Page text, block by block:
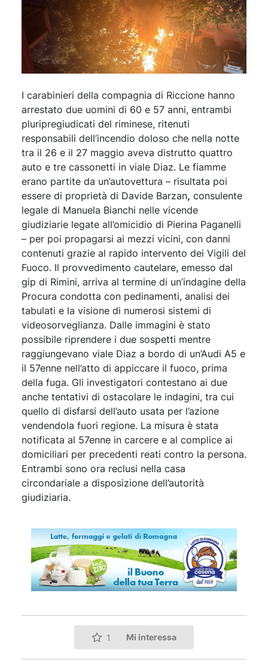
I carabinieri della compagnia di Riccione hanno
arrestato due uomini di 60 e 57 anni, entrambi
pluripregiudicati del riminese, ritenuti
responsabili dell’incendio doloso che nella notte
tra il 26 e il 27 maggio aveva distrutto quattro
auto e tre cassonetti in viale Diaz. Le fiamme
erano partite da un’autovettura – risultata poi
essere di proprietà di Davide Barzan, consulente
legale di Manuela Bianchi nelle vicende
giudiziarie legate all’omicidio di Pierina Paganelli
– per poi propagarsi ai mezzi vicini, con danni
contenuti grazie al rapido intervento dei Vigili del
Fuoco. Il provvedimento cautelare, emesso dal
gip di Rimini, arriva al termine di un’indagine della
Procura condotta con pedinamenti, analisi dei
tabulati e la visione di numerosi sistemi di
videosorveglianza. Dalle immagini è stato
possibile riprendere i due sospetti mentre
raggiungevano viale Diaz a bordo di un’Audi A5 e
il 57enne nell’atto di appiccare il fuoco, prima
della fuga. Gli investigatori contestano ai due
anche tentativi di ostacolare le indagini, tra cui
quello di disfarsi dell’auto usata per l’azione
vendendola fuori regione. La misura è stata
notificata al 57enne in carcere e al complice ai
domiciliari per precedenti reati contro la persona.
Entrambi sono ora reclusi nella casa
circondariale a disposizione dell’autorità
giudiziaria.
1 Mi interessa